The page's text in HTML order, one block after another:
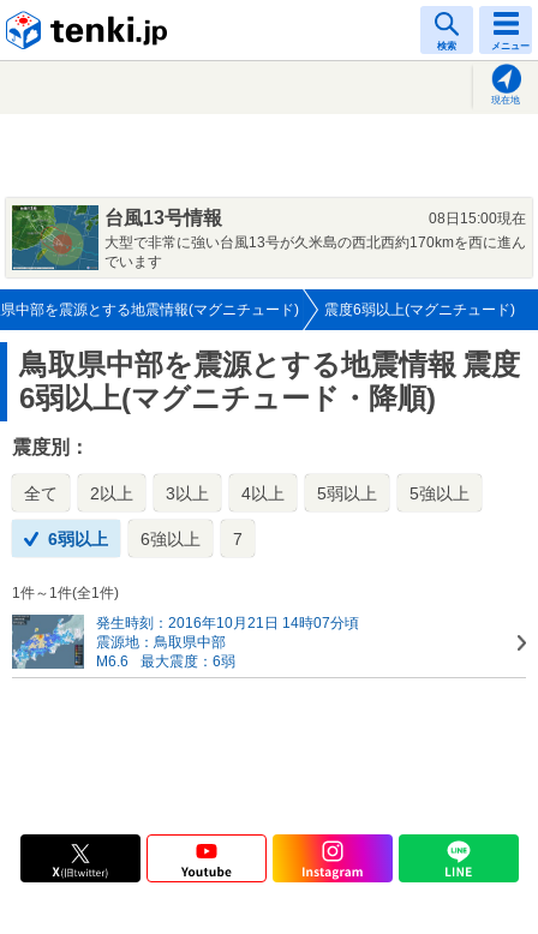
検索 メニュー
現在地
台風13号情報
08日15:00現在
大型で非常に強い台風13号が久米島の西北西約170kmを西に進ん
でいます
中部を震源とする地震情報(マグニチュード) 震度6弱以上(マグニチュード)
鳥取県中部を震源とする地震情報 震度
6弱以上(マグニチュード・降順)
震度別：
全て 2以上 3以上 4以上 5弱以上 5強以上
6弱以上 6強以上 7
1件～1件(全1件)
発生時刻：2016年10月21日 14時07分頃
震源地：鳥取県中部
M6.6
最大震度：6弱